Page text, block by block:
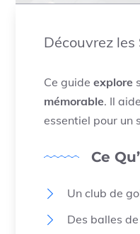
Découvrez
Ce guide explore
mémorable. Il
essentiel pour un
Ce
Un club de
Des balles